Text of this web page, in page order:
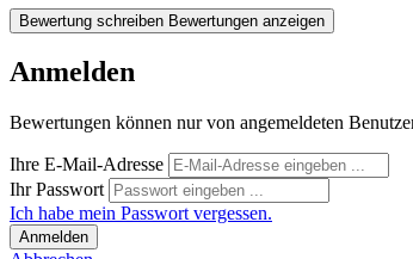
Bewertung schreiben Bewertungen anzeigen
Anmelden
Bewertungen können nur von angemeldeten
Ihre E-Mail-Adresse
Ihr Passwort
Ich habe mein Passwort vergessen.
Anmelden